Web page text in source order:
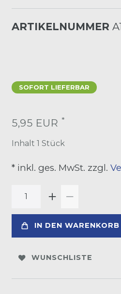
ARTIKELNUMMER
SOFORT LIEFERBAR
5,95 EUR *
Inhalt 1 Stück
* inkl. ges. MwSt. zzgl.
IN DEN WARENKORB
WUNSCHLISTE